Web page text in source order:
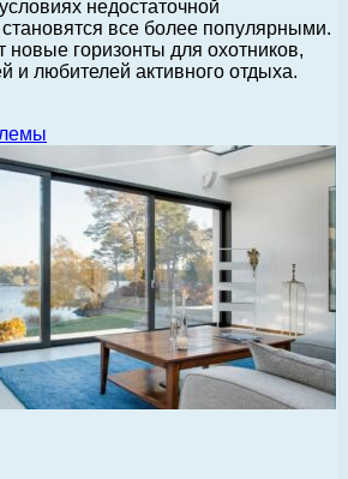
недостаточной
все более популярными.
горизонты для охотников,
и любителей активного отдыха.